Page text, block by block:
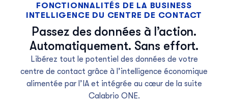
FONCTIONNALITÉS DE LA BUSINESS
INTELLIGENCE DU CENTRE DE CONTACT
Passez des données à l’action.
Automatiquement. Sans effort.
Libérez tout le potentiel des données de votre
centre de contact grâce à l’intelligence économique
alimentée par l’IA et intégrée au cœur de la suite
Calabrio ONE.